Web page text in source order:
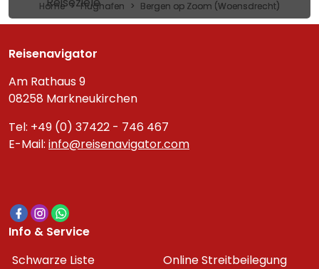
Home Flughafen Bergen op Zoom (Woensdrecht)
Reisenavigator
Am Rathaus 9
08258 Markneukirchen
Tel: +49 (0) 37422 - 746 467
E-Mail: info@reisenavigator.com
Info & Service
Schwarze Liste
Online Streitbeilegung